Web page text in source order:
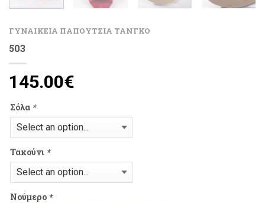
ΓΥΝΑΙΚΕΙΑ ΠΑΠΟΥΤΣΙΑ ΤΑΝΓΚΟ
503
145.00€
Σόλα *
Τακούνι *
Νούμερο *